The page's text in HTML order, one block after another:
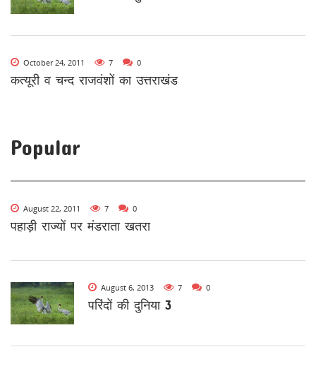
October 24, 2011 7 0
कत्यूरी व चन्द राजवंशों का उत्तराखंड
Popular
August 22, 2011 7 0
पहाड़ी राज्यों पर मंडराता खतरा
August 6, 2013 7 0
परिंदों की दुनिया 3